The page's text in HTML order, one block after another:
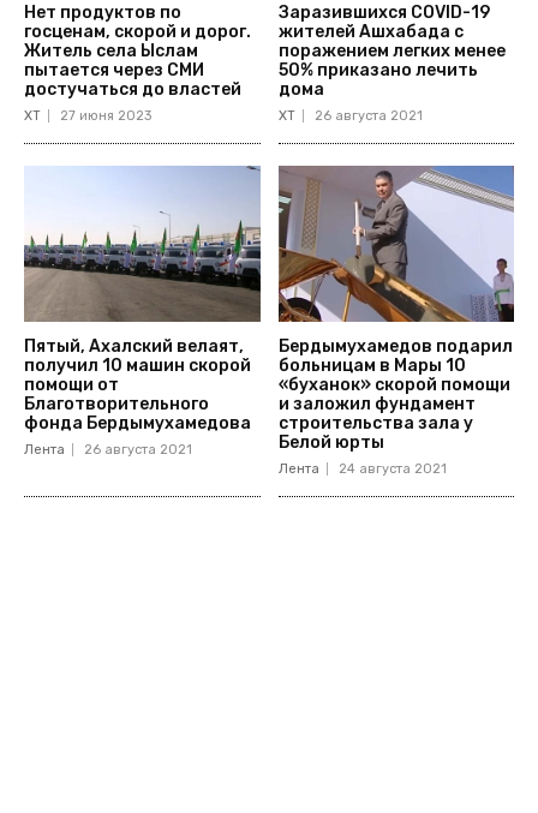
Нет продуктов по
госценам, скорой и дорог.
Житель села Ыслам
пытается через СМИ
достучаться до властей
ХТ 27 июня 2023
Заразившихся COVID-19
жителей Ашхабада с
поражением легких менее
50% приказано лечить
дома
ХТ 26 августа 2021
Пятый, Ахалский велаят,
получил 10 машин скорой
помощи от
Благотворительного
фонда Бердымухамедова
Лента 26 августа 2021
Бердымухамедов подарил
больницам в Мары 10
«буханок» скорой помощи
и заложил фундамент
строительства зала у
Белой юрты
Лента 24 августа 2021